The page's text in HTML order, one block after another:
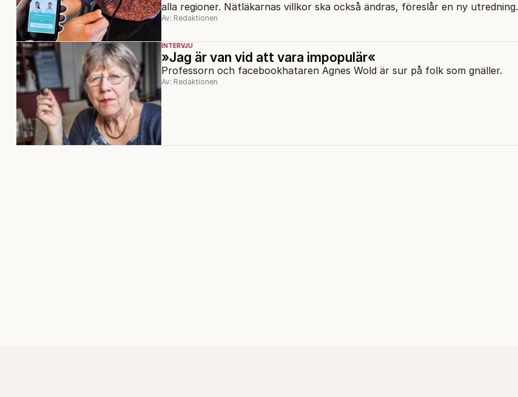
alla regioner. Nätläkarnas villkor ska också ändras, föreslår en ny utredning.
Av: Redaktionen
INTERVJU
»Jag är van vid att vara impopulär«
Professorn och facebookhataren Agnes Wold är sur på folk som gnäller.
Av: Redaktionen